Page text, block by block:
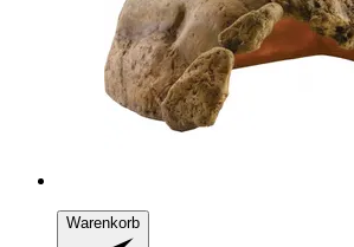
Warenkorb